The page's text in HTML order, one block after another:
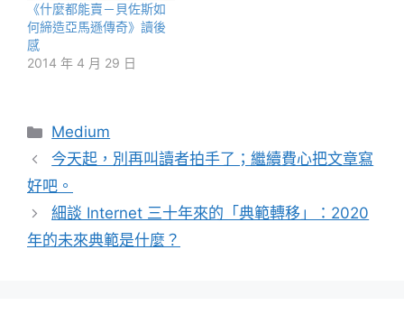
《什麼都能賣－貝佐斯如
何締造亞馬遜傳奇》讀後
感
2014 年 4 月 29 日
分
類
Medium
今天起，別再叫讀者拍手了；繼續費心把文章寫
好吧。
細談 Internet 三十年來的「典範轉移」：2020
年的未來典範是什麼？